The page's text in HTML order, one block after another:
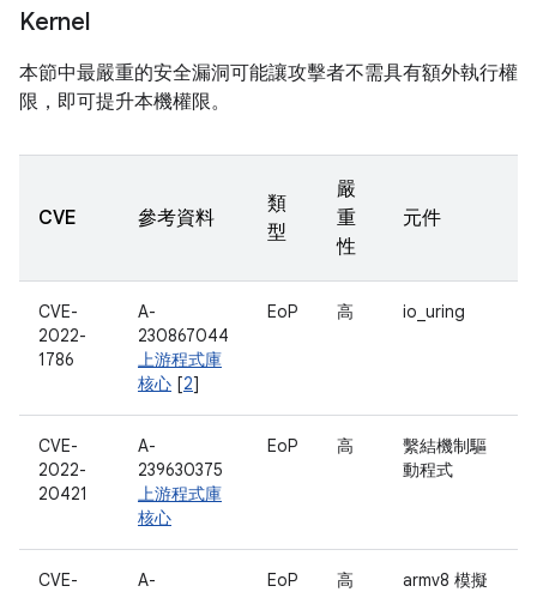
Kernel
本節中最嚴重的安全漏洞可能讓攻擊者不需具有額外執行權
限，即可提升本機權限。
CVE 參考資料
類
型
嚴
重
性
元件
CVE-
2022-
1786
A-
230867044
上游程式庫
核心 [2]
EoP 高 io_uring
CVE-
2022-
20421
A-
239630375
上游程式庫
核心
EoP 高
繫結機制驅
動程式
CVE-
A-
EoP 高 armv8 模擬